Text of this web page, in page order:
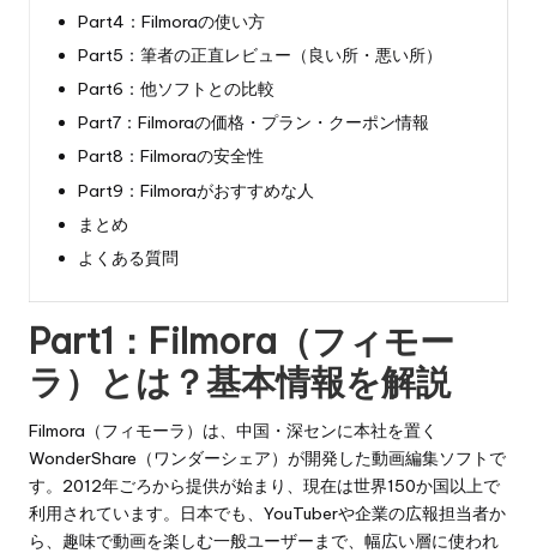
Part4：Filmoraの使い方
Part5：筆者の正直レビュー（良い所・悪い所）
Part6：他ソフトとの比較
Part7：Filmoraの価格・プラン・クーポン情報
Part8：Filmoraの安全性
Part9：Filmoraがおすすめな人
まとめ
よくある質問
Part1：Filmora（フィモー
ラ）とは？基本情報を解説
Filmora（フィモーラ） は、中国・深センに本社を置く
WonderShare（ワンダーシェア）が開発した動画編集ソフトで
す。2012年ごろから提供が始まり、現在は世界150か国以上で
利用されています。日本でも、YouTuberや企業の広報担当者か
ら、趣味で動画を楽しむ一般ユーザーまで、幅広い層に使われ